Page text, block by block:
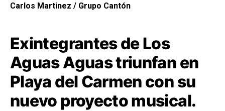
Carlos Martinez / Grupo Cantón
Exintegrantes de Los
Aguas Aguas triunfan en
Playa del Carmen con su
nuevo proyecto musical.